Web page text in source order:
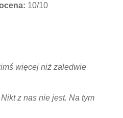
10/10
więcej niż zaledwie
z nas nie jest. Na tym